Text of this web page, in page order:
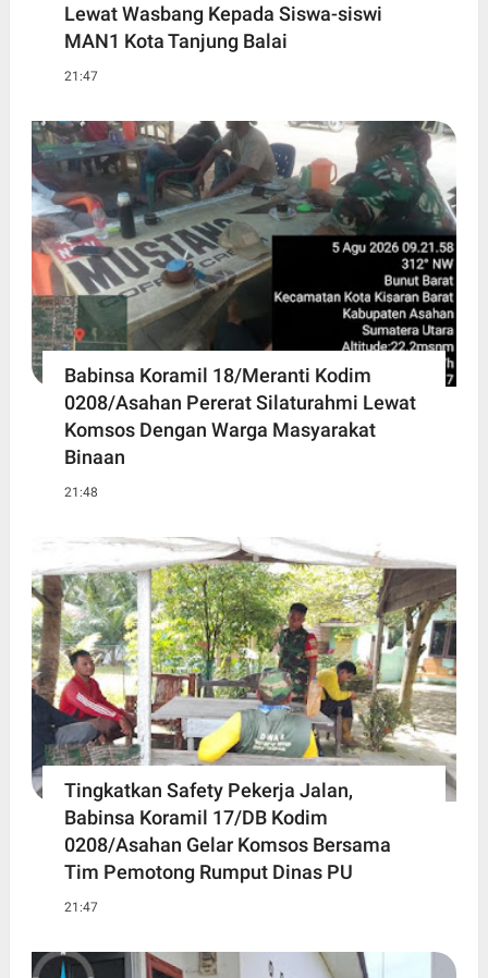
Lewat Wasbang Kepada Siswa-siswi
MAN1 Kota Tanjung Balai
21:47
Babinsa Koramil 18/Meranti Kodim
0208/Asahan Pererat Silaturahmi Lewat
Komsos Dengan Warga Masyarakat
Binaan
21:48
Tingkatkan Safety Pekerja Jalan,
Babinsa Koramil 17/DB Kodim
0208/Asahan Gelar Komsos Bersama
Tim Pemotong Rumput Dinas PU
21:47